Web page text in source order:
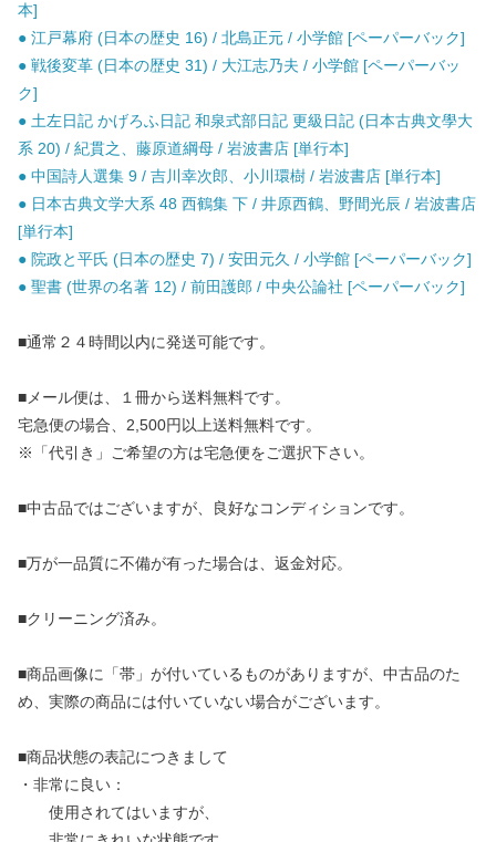
本]
● 江戸幕府 (日本の歴史 16) / 北島正元 / 小学館 [ペーパーバック]
● 戦後変革 (日本の歴史 31) / 大江志乃夫 / 小学館 [ペーパーバッ
ク]
● 土左日記 かげろふ日記 和泉式部日記 更級日記 (日本古典文學大
系 20) / 紀貫之、藤原道綱母 / 岩波書店 [単行本]
● 中国詩人選集 9 / 吉川幸次郎、小川環樹 / 岩波書店 [単行本]
● 日本古典文学大系 48 西鶴集 下 / 井原西鶴、野間光辰 / 岩波書店
[単行本]
● 院政と平氏 (日本の歴史 7) / 安田元久 / 小学館 [ペーパーバック]
● 聖書 (世界の名著 12) / 前田護郎 / 中央公論社 [ペーパーバック]
■通常２４時間以内に発送可能です。
■メール便は、１冊から送料無料です。
宅急便の場合、2,500円以上送料無料です。
※「代引き」ご希望の方は宅急便をご選択下さい。
■中古品ではございますが、良好なコンディションです。
■万が一品質に不備が有った場合は、返金対応。
■クリーニング済み。
■商品画像に「帯」が付いているものがありますが、中古品のた
め、実際の商品には付いていない場合がございます。
■商品状態の表記につきまして
・非常に良い：
使用されてはいますが、